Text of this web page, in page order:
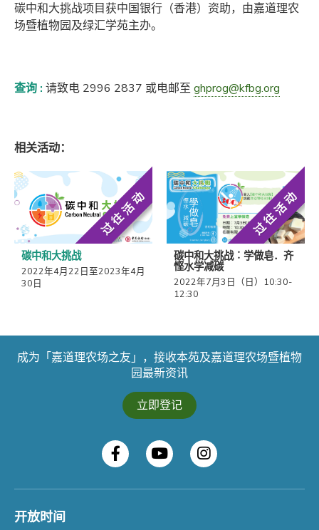
碳中和大挑战项目获中国银行（香港）资助，由嘉道理农
场暨植物园及绿汇学苑主办。
查询 : 请致电 2996 2837 或电邮至ghprog@kfbg.org
相关活动：
过往活动
碳中和大挑战
2022年4月22日至2023年4月
30日
过往活动
碳中和大挑战︰学做皂．齐
悭水学减碳
2022年7月3日（日）10:30-
12:30
成为「嘉道理农场之友」，接收本苑及嘉道理农场暨植物
园最新资讯
立即登记
开放时间